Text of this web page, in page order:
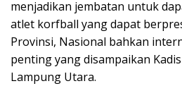
menjadikan jembatan untuk
atlet korfball yang dapat
Provinsi, Nasional bahkan
penting yang disampaikan
Lampung Utara.